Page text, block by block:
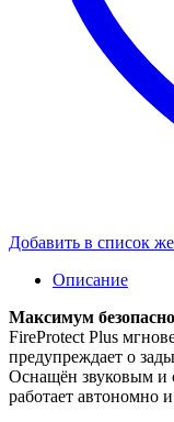
Добавить в список
Описание
Максимум
FireProtect Plus
предупреждает о
Оснащён звуковым и
работает автономно